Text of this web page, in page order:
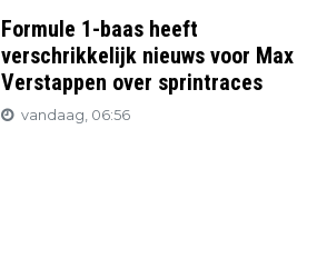
Formule 1-baas heeft
verschrikkelijk nieuws voor Max
Verstappen over sprintraces
vandaag, 06:56